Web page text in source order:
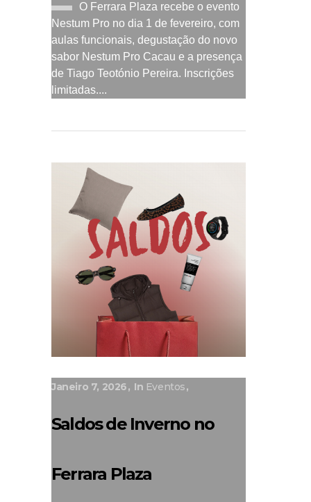
O Ferrara Plaza recebe o evento
Nestum Pro no dia 1 de fevereiro, com
aulas funcionais, degustação do novo
sabor Nestum Pro Cacau e a presença
de Tiago Teotónio Pereira. Inscrições
limitadas....
Janeiro 7, 2026 In Eventos
Saldos de Inverno no
Ferrara Plaza